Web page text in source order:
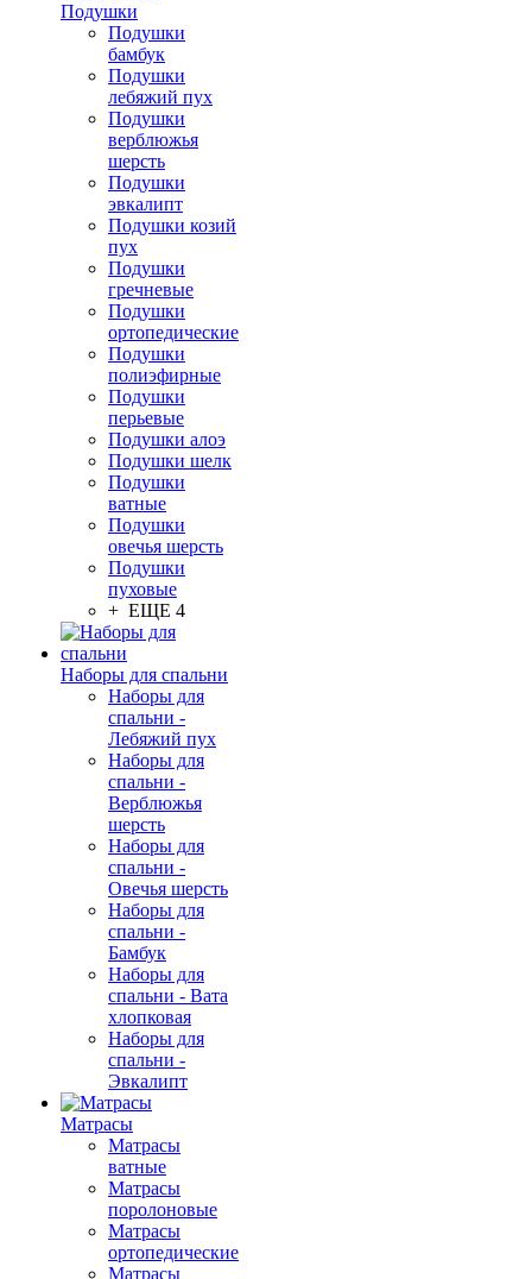
Подушки
Подушки
бамбук
Подушки
лебяжий пух
Подушки
верблюжья
шерсть
Подушки
эвкалипт
Подушки козий
пух
Подушки
гречневые
Подушки
ортопедические
Подушки
полиэфирные
Подушки
перьевые
Подушки алоэ
Подушки шелк
Подушки
ватные
Подушки
овечья шерсть
Подушки
пуховые
+ ЕЩЕ 4
Наборы для спальни
Наборы для
спальни -
Лебяжий пух
Наборы для
спальни -
Верблюжья
шерсть
Наборы для
спальни -
Овечья шерсть
Наборы для
спальни -
Бамбук
Наборы для
спальни - Вата
хлопковая
Наборы для
спальни -
Эвкалипт
Матрасы
Матрасы
ватные
Матрасы
поролоновые
Матрасы
ортопедические
Матрасы